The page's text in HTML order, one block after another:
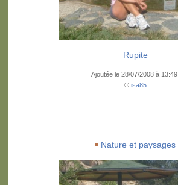
Rupite
Ajoutée le 28/07/2008 à 13:49
© isa85
Nature et paysages